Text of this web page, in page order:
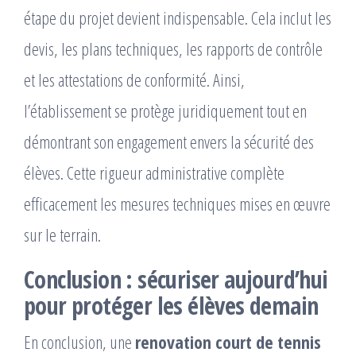
étape du projet devient indispensable. Cela inclut les
devis, les plans techniques, les rapports de contrôle
et les attestations de conformité. Ainsi,
l’établissement se protège juridiquement tout en
démontrant son engagement envers la sécurité des
élèves. Cette rigueur administrative complète
efficacement les mesures techniques mises en œuvre
sur le terrain.
Conclusion : sécuriser aujourd’hui
pour protéger les élèves demain
En conclusion, une renovation court de tennis